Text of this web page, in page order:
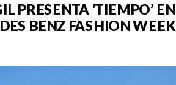
PRESENTA ‘TIEMPO’ EN
BENZ FASHION WEEK